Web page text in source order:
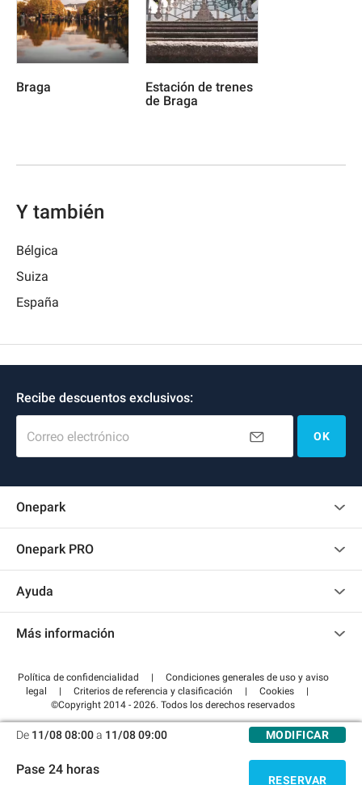
Braga
Estación de trenes
de Braga
Y también
Bélgica
Suiza
España
De 11/08 08:00a 11/08 09:00 MODIFICAR
Pase 24 horas
RESERVAR
Recibe descuentos exclusivos:
Correo electrónico OK
Onepark
Onepark PRO
Convertirse en colaborador
Acceder a mi área de colaborador
Ayuda
Pagar el aparcamiento FLOW
Más información
Guía de estacionamiento
Política de confidencialidad |
Condiciones generales de uso y aviso
legal
| Criterios de referencia y clasificación | Cookies
|
©Copyright 2014 - 2026. Todos los derechos reservados